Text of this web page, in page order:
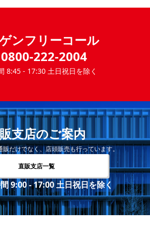
ンフリーコール
0800-222-2004
8:45 - 17:30 土日祝日を除く
支店のご案内
販だけでなく、店頭販売も行っています。
直販支店一覧
9:00 - 17:00 土日祝日を除く